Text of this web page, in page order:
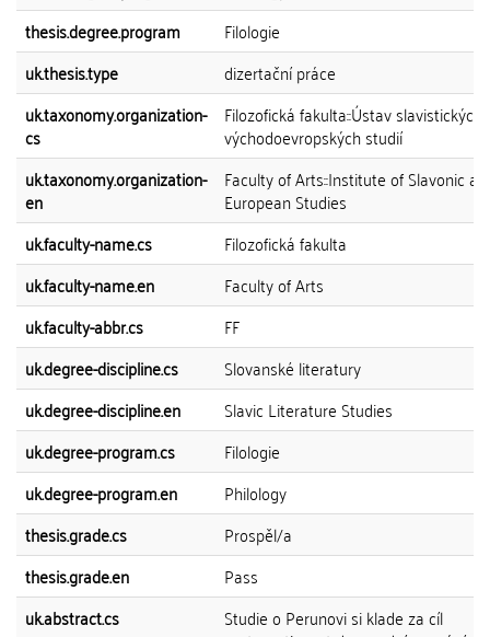
thesis.degree.program
Filologie
uk.thesis.type
dizertační práce
uk.taxonomy.organization-
cs
Filozofická fakulta::Ústav slavistických
východoevropských studií
uk.taxonomy.organization-
en
Faculty of Arts::Institute of Slavonic
European Studies
uk.faculty-name.cs
Filozofická fakulta
uk.faculty-name.en
Faculty of Arts
uk.faculty-abbr.cs
FF
uk.degree-discipline.cs
Slovanské literatury
uk.degree-discipline.en
Slavic Literature Studies
uk.degree-program.cs
Filologie
uk.degree-program.en
Philology
thesis.grade.cs
Prospěl/a
thesis.grade.en
Pass
uk.abstract.cs
Studie o Perunovi si klade za cíl